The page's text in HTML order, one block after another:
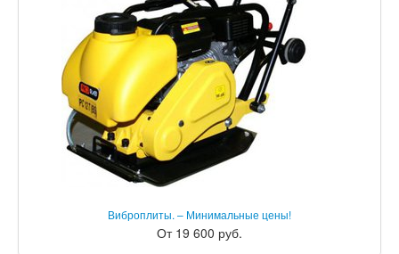
Виброплиты. – Минимальные цены!
От 19 600 руб.